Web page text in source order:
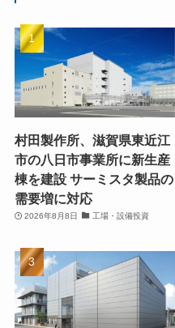
村田製作所、滋賀県東近江
市の八日市事業所に新生産
棟を建設 サーミスタ製品の
需要増に対応
2026年8月8日 工場・設備投資